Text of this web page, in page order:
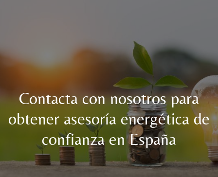
Contacta con nosotros para
obtener asesoría energética de
confianza en España